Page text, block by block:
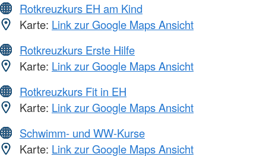
Rotkreuzkurs EH am Kind
Karte: Link zur Google Maps Ansicht
Rotkreuzkurs Erste Hilfe
Karte: Link zur Google Maps Ansicht
Rotkreuzkurs Fit in EH
Karte: Link zur Google Maps Ansicht
Schwimm- und WW-Kurse
Karte: Link zur Google Maps Ansicht